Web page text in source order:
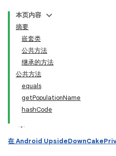
本页内容
摘要
嵌套类
公共方法
继承的方法
公共方法
equals
getPopulationName
hashCode
在 Android